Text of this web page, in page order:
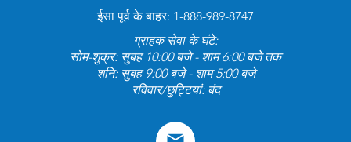
ईसा पूर्व के बाहर: 1-888-989-8747
ग्राहक सेवा के घंटे:
सोम-शुक्र: सुबह 10:00 बजे - शाम 6:00 बजे तक
शनि: सुबह 9:00 बजे - शाम 5:00 बजे
रविवार/छुट्टियां: बंद